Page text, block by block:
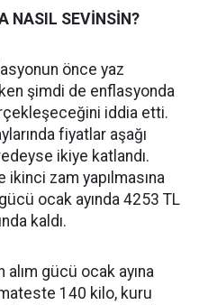
NASIL SEVİNSİN?
önce yaz
şimdi de enflasyonda
iddia etti.
fiyatlar aşağı
ikiye katlandı.
ikinci zam yapılmasına
ocak ayında 4253 TL
kaldı.
alım gücü ocak ayına
140 kilo, kuru